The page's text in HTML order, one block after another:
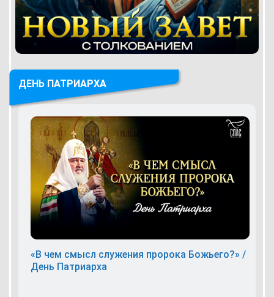
ДЕНЬ ПАТРИАРХА
«В чем смысл служения пророка Божьего?» /
День Патриарха